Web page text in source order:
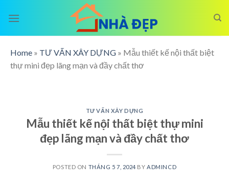
Home » TƯ VẤN XÂY DỰNG » Mẫu thiết kế nội thất biệt
thự mini đẹp lãng mạn và đầy chất thơ
TƯ VẤN XÂY DỰNG
Mẫu thiết kế nội thất biệt thự mini
đẹp lãng mạn và đầy chất thơ
POSTED ON THÁNG 5 7, 2024 BYADMINCD